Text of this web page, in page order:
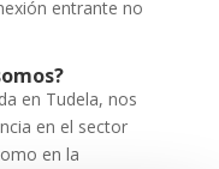
entrante no
en Tudela, nos
en el sector
en la